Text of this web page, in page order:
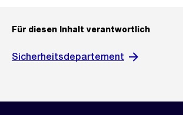
Für diesen Inhalt verantwortlich
Sicherheitsdepartement